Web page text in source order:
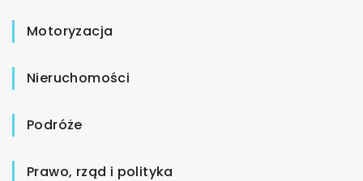
Motoryzacja
Nieruchomości
Podróże
Prawo, rząd i polityka